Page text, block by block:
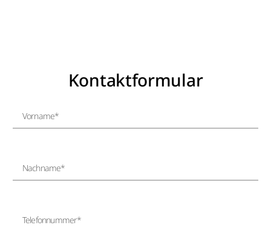
Kontaktformular